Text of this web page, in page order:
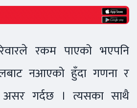
रकम पाएको भएपनि
नआएको हुँदा गणना र
गर्दछ । त्यसका साथै